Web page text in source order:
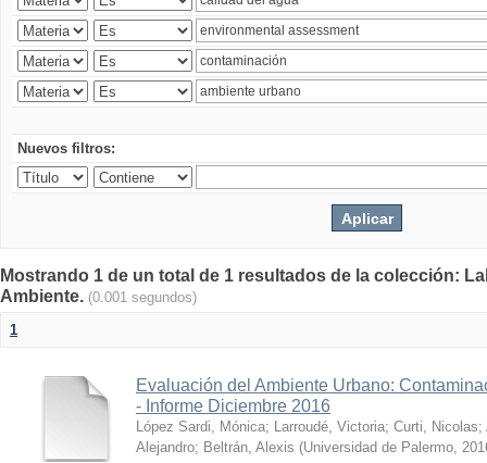
Nuevos filtros:
Mostrando 1 de un total de 1 resultados de la colección:
Ambiente. (0.001 segundos)
1
Evaluación del Ambiente Urbano:
- Informe Diciembre 2016
López Sardi, Mónica; Larroudé, Victoria; Curti, Nicolas;
Alejandro; Beltrán, Alexis (Universidad de Palermo,